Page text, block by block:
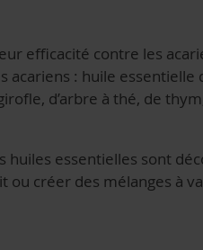
efficacité contre les
: huile essentielle
d’arbre à thé, de
essentielles sont
créer des mélanges à